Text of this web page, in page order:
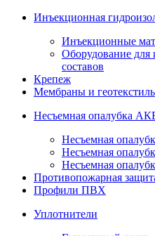
Инъекционная
Инъекционные
Оборудование
составов
Крепеж
Мембраны и геотекстиль
Несъемная опалубка
Несъемная
Несъемная
Несъемная
Противопожарная
Профили ПВХ
Уплотнители